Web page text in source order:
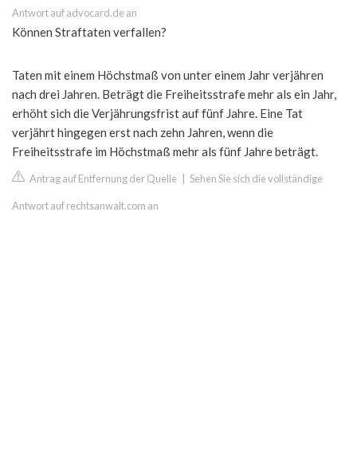
Antwort auf advocard.de an
Können Straftaten verfallen?
Taten mit einem Höchstmaß von unter einem Jahr verjähren
nach drei Jahren. Beträgt die Freiheitsstrafe mehr als ein Jahr,
erhöht sich die Verjährungsfrist auf fünf Jahre. Eine Tat
verjährt hingegen erst nach zehn Jahren, wenn die
Freiheitsstrafe im Höchstmaß mehr als fünf Jahre beträgt.
Antrag auf Entfernung der Quelle Sehen Sie sich die vollständige
Antwort auf rechtsanwalt.com an